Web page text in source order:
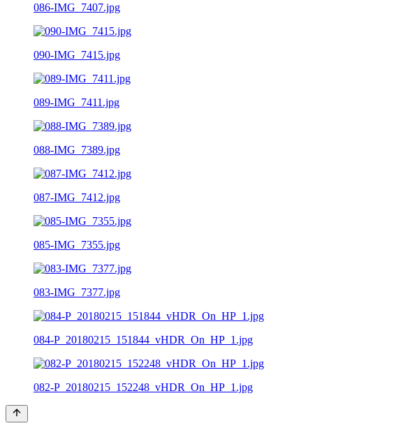
086-IMG_7407.jpg
090-IMG_7415.jpg
089-IMG_7411.jpg
088-IMG_7389.jpg
087-IMG_7412.jpg
085-IMG_7355.jpg
083-IMG_7377.jpg
084-P_20180215_151844_vHDR_On_HP_1.jpg
082-P_20180215_152248_vHDR_On_HP_1.jpg